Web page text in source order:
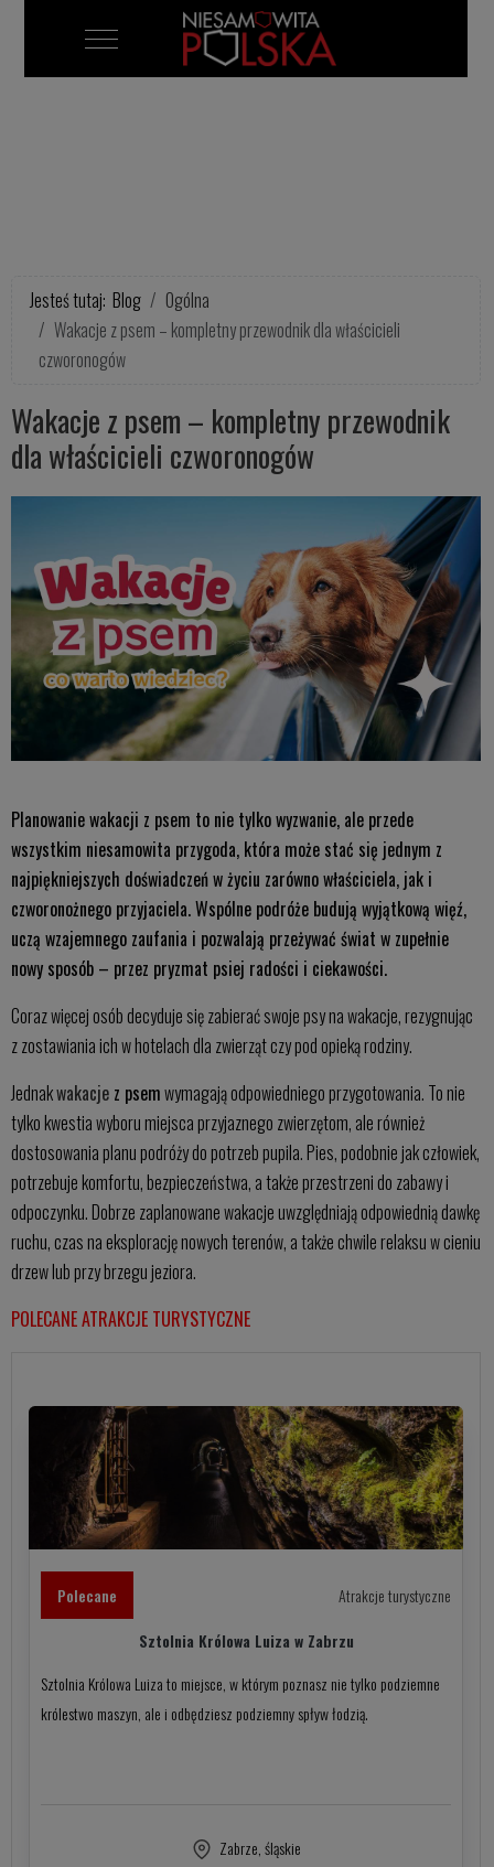
Mobile Menu Toggle
Jesteś tutaj: Blog
Ogólna
Wakacje z psem – kompletny przewodnik dla właścicieli
czworonogów
Wakacje z psem – kompletny przewodnik
dla właścicieli czworonogów
Planowanie wakacji z psem to nie tylko wyzwanie, ale przede
wszystkim niesamowita przygoda, która może stać się jednym z
najpiękniejszych doświadczeń w życiu zarówno właściciela, jak i
czworonożnego przyjaciela. Wspólne podróże budują wyjątkową więź,
uczą wzajemnego zaufania i pozwalają przeżywać świat w zupełnie
nowy sposób – przez pryzmat psiej radości i ciekawości.
Coraz więcej osób decyduje się zabierać swoje psy na wakacje, rezygnując
z zostawiania ich w hotelach dla zwierząt czy pod opieką rodziny.
Jednakwakacje z psemwymagają odpowiedniego przygotowania. To nie
tylko kwestia wyboru miejsca przyjaznego zwierzętom, ale również
dostosowania planu podróży do potrzeb pupila. Pies, podobnie jak człowiek,
potrzebuje komfortu, bezpieczeństwa, a także przestrzeni do zabawy i
odpoczynku. Dobrze zaplanowane wakacje uwzględniają odpowiednią dawkę
ruchu, czas na eksplorację nowych terenów, a także chwile relaksu w cieniu
drzew lub przy brzegu jeziora.
POLECANE ATRAKCJE TURYSTYCZNE
Polecane
Atrakcje turystyczne
Sztolnia Królowa Luiza w Zabrzu
Sztolnia Królowa Luiza to miejsce, w którym poznasz nie tylko podziemne
królestwo maszyn, ale i odbędziesz podziemny spływ łodzią.
Zabrze śląskie